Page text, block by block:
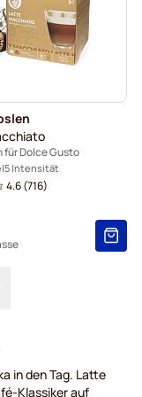
für Dolce Gusto
5 Intensität
4.6(716)
in den Tag. Latte
Klassiker auf